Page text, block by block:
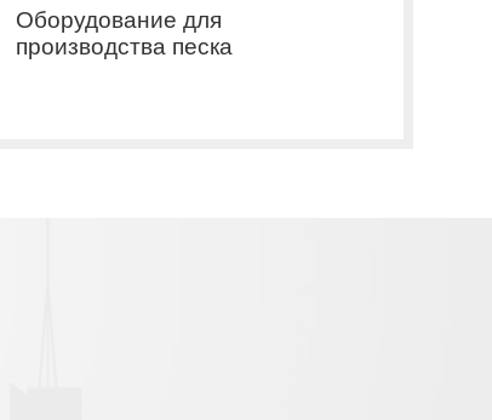
Оборудование для
производства песка